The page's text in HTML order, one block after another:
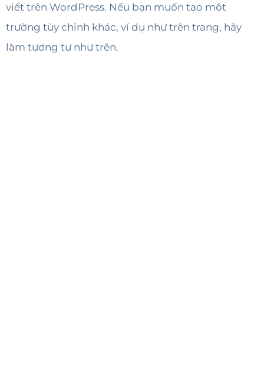
viết trên WordPress. Nếu bạn muốn tạo một
trường tùy chỉnh khác, ví dụ như trên trang, hãy
làm tương tự như trên.